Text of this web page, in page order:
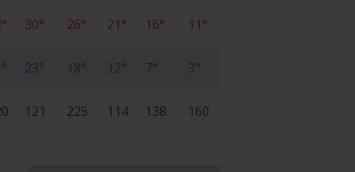
30° 26° 21° 16° 11°
23° 18° 12° 7° 3°
121 225 114 138 160